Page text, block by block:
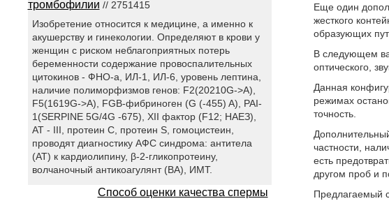
Еще один
жесткого
образующих
В следующем
оптического,
Данная
режимах
точность.
частности,
есть
другом проб и
Предлагаемый
тромбофилии // 2751415
Изобретение относится к медицине, а именно к
акушерству и гинекологии. Определяют в крови у
женщин с риском неблагоприятных потерь
беременности содержание провоспалительных
цитокинов - ФНО-а, ИЛ-1, ИЛ-6, уровень лептина,
наличие полиморфизмов генов: F2(20210G->А),
F5(1619G->A), FGB-фибриноген (G (-455) A), PAI-
1(SERPINE 5G/4G -675), XII фактор (F12; НАЕЗ),
AT - III, протеин С, протеин S, гомоцистеин,
проводят диагностику АФС синдрома: антитела
(AT) к кардиолипину, β-2-гликопротеину,
волчаночный антикоагулянт (ВА), ИМТ.
Способ оценки качества спермы